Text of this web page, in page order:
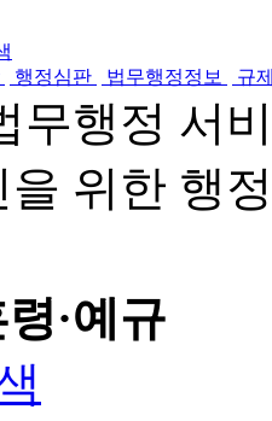
행정심판 법무행정정보 규
무행정 서
위한 행
·예규